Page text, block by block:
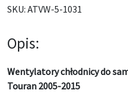
SKU: ATVW-5-1031
Opis:
Wentylatory chłodnicy do
Touran 2005-2015